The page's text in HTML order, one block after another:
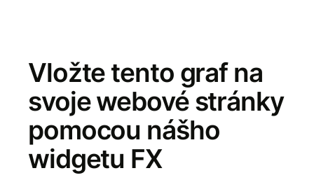
Vložte tento graf na
svoje webové stránky
pomocou nášho
widgetu FX